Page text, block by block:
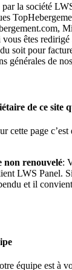
par la société
êtes redirigé
soit pour
générales de
de ce site
cette page
non renouvelé:
LWS Panel.
et il
équipe est à